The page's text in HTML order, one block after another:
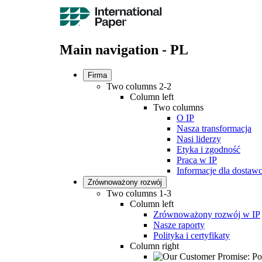
Main navigation - PL
Firma
Two columns 2-2
Column left
Two columns
O IP
Nasza transformacja
Nasi liderzy
Etyka i zgodność
Praca w IP
Informacje dla
Zrównoważony rozwój
Two columns 1-3
Column left
Zrównoważony rozwój w IP
Nasze raporty
Polityka i certyfikaty
Column right